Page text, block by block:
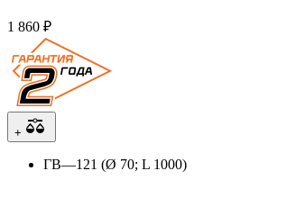
1 860 ₽
+
ГВ—121 (Ø 70; L 1000)